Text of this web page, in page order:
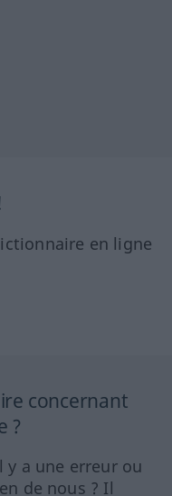
en ligne
concernant
?
a une erreur ou
de nous ? Il